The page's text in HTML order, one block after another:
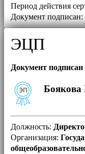
Период действия
Документ подписан:
ЭЦП
Документ
Боякова
Должность:
Организация: